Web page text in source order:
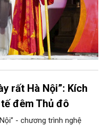
rất Hà Nội”: Kích
đêm Thủ đô
- chương trình nghệ